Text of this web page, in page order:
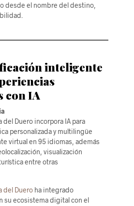
desde el nombre del destino,
inteligente
con IA
del Duero incorpora IA para
personalizada y multilingüe
virtual en 95 idiomas, además
visualización
entre otras
del Duero ha integrado
su ecosistema digital con el